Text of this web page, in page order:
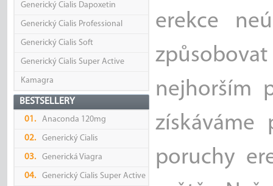
Generický Cialis Dapoxetin
Generický Cialis Professional
Generický Cialis Soft
Generický Cialis Super Active
Kamagra
BESTSELLERY
01. Anaconda 120mg
02. Generický Cialis
03. Generická Viagra
04. Generický Cialis Super Active
erekce
nejhorším
poruchy